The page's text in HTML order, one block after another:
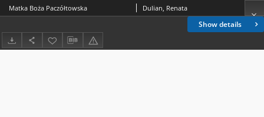
Show details
Matka Boża Paczółtowska Dulian, Renata